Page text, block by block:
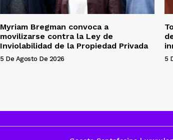
Myriam Bregman convoca a
movilizarse contra la Ley de
Inviolabilidad de la Propiedad Privada
5 De Agosto De 2026 5